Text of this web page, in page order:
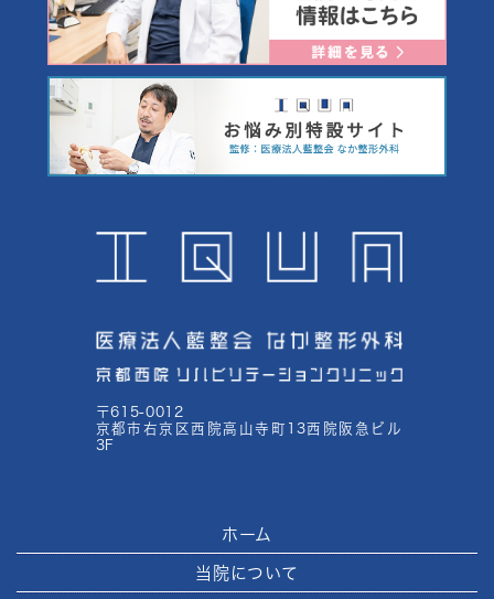
〒615-0012
京都市右京区西院高山寺町13西院阪急ビル
3F
ホーム
当院について